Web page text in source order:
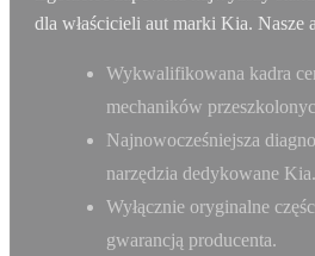
dla właścicieli aut marki Kia. Nasze
Wykwalifikowana kadra
mechaników
Najnowocześniejsza
narzędzia dedykowane Kia.
Wyłącznie oryginalne
gwarancją producenta.